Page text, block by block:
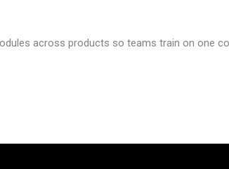
across products so teams train on one